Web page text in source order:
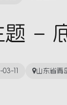
题 –
11 山东省青